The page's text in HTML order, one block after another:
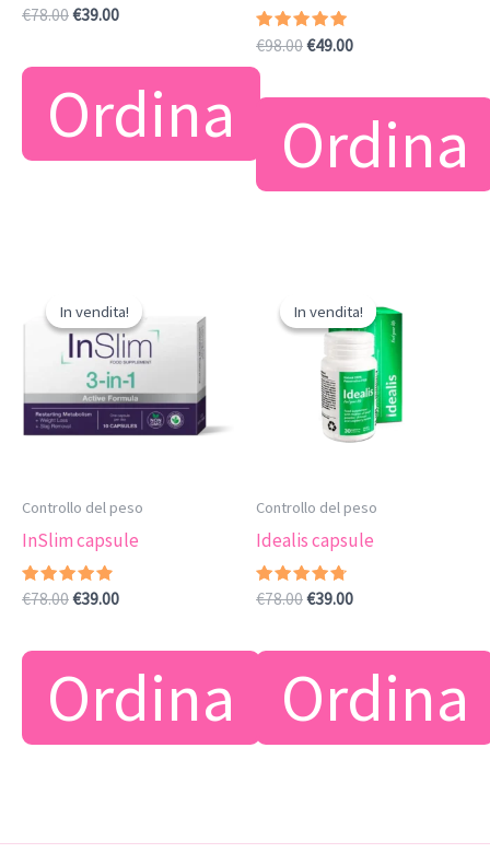
Valutato
€78.00Il
€78.00.
€39.00Il
€39.00.
Ordina
Valutato
su 5
€98.00Il
€98.00.
€49.00Il
€49.00.
Ordina
In vendita!
In vendita!
Controllo del peso
InSlim capsule
Valutato
€78.00Il
€78.00.
€39.00Il
€39.00.
Ordina
In vendita!
In vendita!
Controllo del peso
Idealis capsule
Valutato
€78.00Il
€78.00.
€39.00Il
€39.00.
Ordina